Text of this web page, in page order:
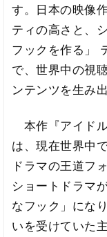
す。日本の映像
ティの高さと、
フックを作る」
で、世界中の視
ンテンツを生み
本作『アイドル
は、現在世界中
ドラマの王道フ
ショートドラマ
なフック」にな
いを受けていた